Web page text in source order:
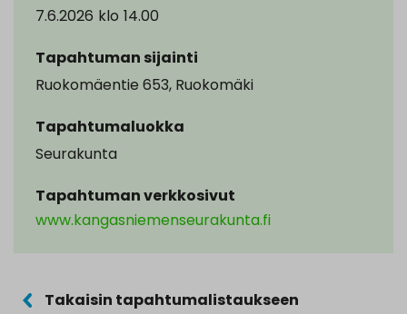
7.6.2026 klo 14.00
Tapahtuman sijainti
Ruokomäentie 653, Ruokomäki
Tapahtumaluokka
Seurakunta
Tapahtuman verkkosivut
www.kangasniemenseurakunta.fi
Takaisin tapahtumalistaukseen